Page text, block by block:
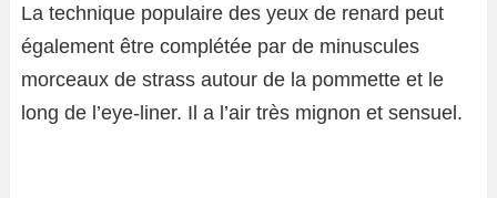
La technique populaire des yeux de renard peut
également être complétée par de minuscules
morceaux de strass autour de la pommette et le
long de l’eye-liner. Il a l’air très mignon et sensuel.